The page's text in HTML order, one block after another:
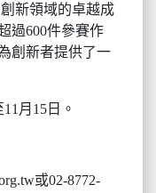
新領域的卓越成
過600件參賽作
創新者提供了一
月15日。
或02-8772-